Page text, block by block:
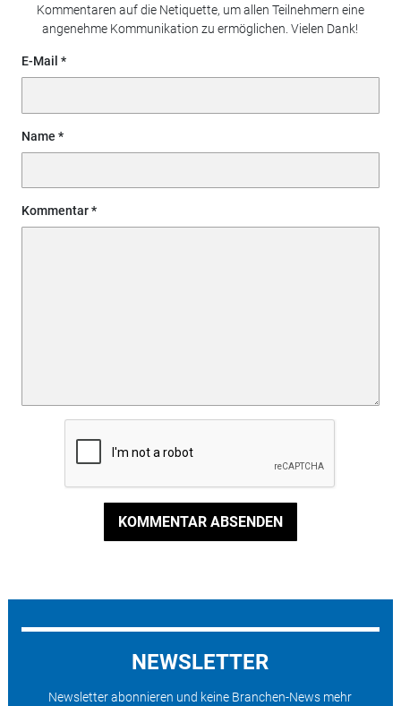
Kommentaren auf die Netiquette, um allen Teilnehmern eine
angenehme Kommunikation zu ermöglichen. Vielen Dank!
E-Mail
Name
Kommentar
KOMMENTAR ABSENDEN
NEWSLETTER
Newsletter abonnieren und keine Branchen-News mehr